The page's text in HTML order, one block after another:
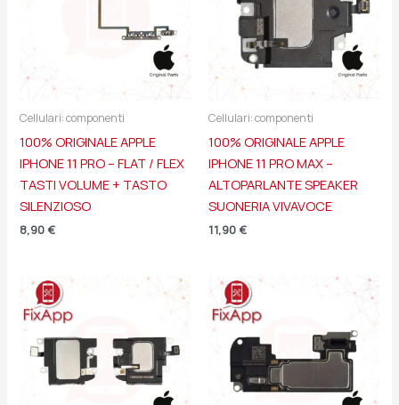
Cellulari: componenti
100% ORIGINALE APPLE
IPHONE 11 PRO – FLAT / FLEX
TASTI VOLUME + TASTO
SILENZIOSO
8,90 €
Cellulari: componenti
100% ORIGINALE APPLE
IPHONE 11 PRO MAX –
ALTOPARLANTE SPEAKER
SUONERIA VIVAVOCE
11,90 €